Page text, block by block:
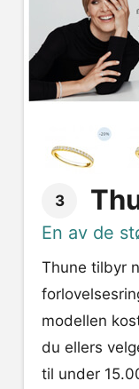
3
En av de
Thune tilbyr
modellen
du ellers
til under